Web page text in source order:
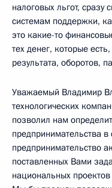
налоговых льгот, сразу
системам поддержки,
это какие-то
тех денег, которые
результата, оборотов,
Уважаемый Владимир
технологических
позволил нам
предпринимательства
предпринимательство
поставленных Вами
национальных проектов